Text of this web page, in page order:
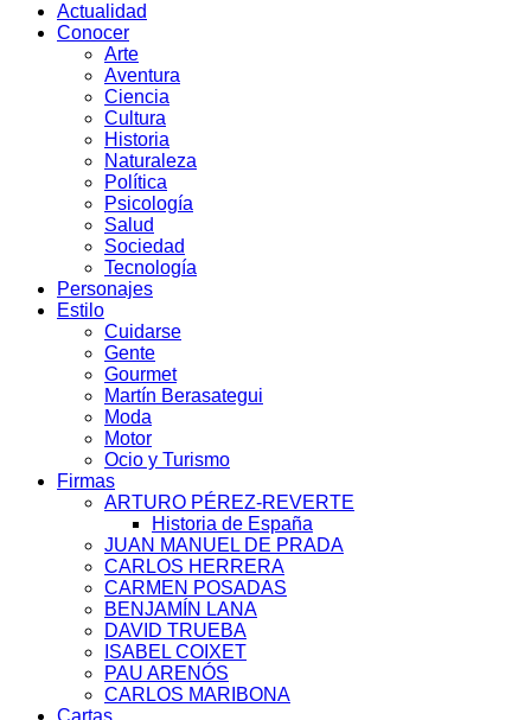
Actualidad
Conocer
Arte
Aventura
Ciencia
Cultura
Historia
Naturaleza
Política
Psicología
Salud
Sociedad
Tecnología
Personajes
Estilo
Cuidarse
Gente
Gourmet
Martín Berasategui
Moda
Motor
Ocio y Turismo
Firmas
ARTURO PÉREZ-REVERTE
Historia de España
JUAN MANUEL DE PRADA
CARLOS HERRERA
CARMEN POSADAS
BENJAMÍN LANA
DAVID TRUEBA
ISABEL COIXET
PAU ARENÓS
CARLOS MARIBONA
Cartas